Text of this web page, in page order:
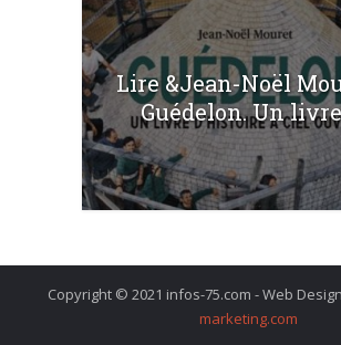
Lire &Jean-Noël
Guédelon. Un
Copyright © 2021 infos-75.com - Web
marketing.com